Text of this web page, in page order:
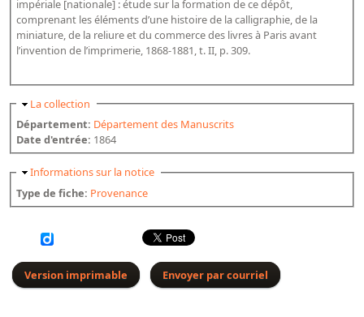
Dictionnaire de la BnF
Dictionnaire BnF : recherche avancée
Dictionnaire des fonds spéciaux et des principales collections et
provenances
Recherche de fonds, collections et provenances
L'histoire de la BnF en objets
Explorer
Organigrammes de la bibliothèque
Rapports d'activité de la Bibliothèque
Répertoire
impériale [nationale] : étude sur la formation de ce dépôt,
comprenant les éléments d’une histoire de la calligraphie, de la
miniature, de la reliure et du commerce des livres à Paris avant
l’invention de l’imprimerie, 1868-1881, t. II, p. 309.
Masquer
La collection
Département: Département des Manuscrits
Date d'entrée: 1864
Masquer
Informations sur la notice
Type de fiche: Provenance
Version imprimable Envoyer par courriel